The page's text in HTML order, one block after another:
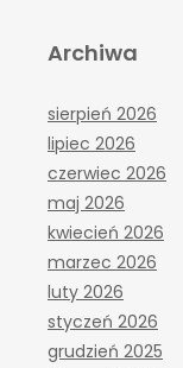
Archiwa
sierpień 2026
lipiec 2026
czerwiec 2026
maj 2026
kwiecień 2026
marzec 2026
luty 2026
styczeń 2026
grudzień 2025